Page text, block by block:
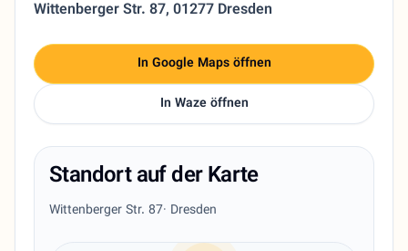
Wittenberger Str. 87, 01277 Dresden
In Google Maps öffnen
In Waze öffnen
Standort auf der Karte
Wittenberger Str. 87· Dresden